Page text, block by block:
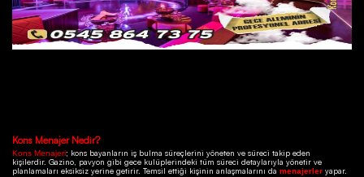
Kons Menajer Nedir?
Kons Menajeri; kons bayanların iş bulma süreçlerini yöneten ve süreci takip eden
kişilerdir. Gazino, pavyon gibi gece kulüplerindeki tüm süreci detaylarıyla yönetir ve
planlamaları eksiksiz yerine getirir. Temsil ettiği kişinin anlaşmalarını da menajerler yapar.